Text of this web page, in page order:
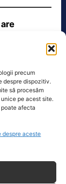
precum
despre dispozitiv.
să procesăm
pe acest site.
afecta
despre aceste
Investitiilor
pe
Bolos,